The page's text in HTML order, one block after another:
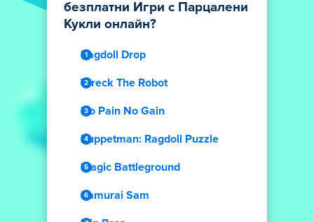
безплатни Игри с Парцалени
Кукли онлайн?
Ragdoll Drop
Wreck The Robot
No Pain No Gain
Puppetman: Ragdoll Puzzle
Magic Battleground
Samurai Sam